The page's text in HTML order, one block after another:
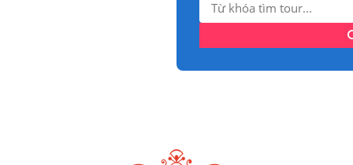
kiếm: